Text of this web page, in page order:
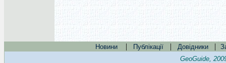
Новини | Публікації | Довідники |
GeoGuide,